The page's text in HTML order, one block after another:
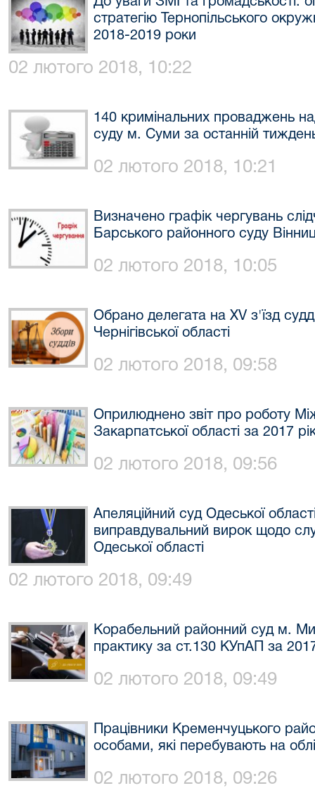
стратегію Тернопільського
2018-2019 роки
02 лютого 2018, 10:22
140 кримінальних проваджень
суду м. Суми за останній
02 лютого 2018, 10:21
Визначено графік чергувань
Барського районного суду
02 лютого 2018, 10:05
Обрано делегата на XV з'їзд
Чернігівської області
02 лютого 2018, 09:58
Оприлюднено звіт про роботу
Закарпатської області за 2017
02 лютого 2018, 09:56
Апеляційний суд Одеської
виправдувальний вирок щодо
Одеської області
02 лютого 2018, 09:49
Корабельний районний суд м.
практику за ст.130 КУпАП за
02 лютого 2018, 09:49
Працівники Кременчуцького
особами, які перебувають на
02 лютого 2018, 09:26